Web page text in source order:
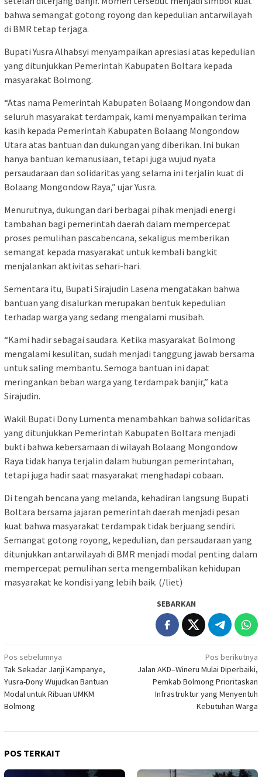
bahwa semangat gotong royong dan kepedulian antarwilayah
di BMR tetap terjaga.
Bupati Yusra Alhabsyi menyampaikan apresiasi atas kepedulian
yang ditunjukkan Pemerintah Kabupaten Boltara kepada
masyarakat Bolmong.
“Atas nama Pemerintah Kabupaten Bolaang Mongondow dan
seluruh masyarakat terdampak, kami menyampaikan terima
kasih kepada Pemerintah Kabupaten Bolaang Mongondow
Utara atas bantuan dan dukungan yang diberikan. Ini bukan
hanya bantuan kemanusiaan, tetapi juga wujud nyata
persaudaraan dan solidaritas yang selama ini terjalin kuat di
Bolaang Mongondow Raya,” ujar Yusra.
Menurutnya, dukungan dari berbagai pihak menjadi energi
tambahan bagi pemerintah daerah dalam mempercepat
proses pemulihan pascabencana, sekaligus memberikan
semangat kepada masyarakat untuk kembali bangkit
menjalankan aktivitas sehari-hari.
Sementara itu, Bupati Sirajudin Lasena mengatakan bahwa
bantuan yang disalurkan merupakan bentuk kepedulian
terhadap warga yang sedang mengalami musibah.
“Kami hadir sebagai saudara. Ketika masyarakat Bolmong
mengalami kesulitan, sudah menjadi tanggung jawab bersama
untuk saling membantu. Semoga bantuan ini dapat
meringankan beban warga yang terdampak banjir,” kata
Sirajudin.
Wakil Bupati Dony Lumenta menambahkan bahwa solidaritas
yang ditunjukkan Pemerintah Kabupaten Boltara menjadi
bukti bahwa kebersamaan di wilayah Bolaang Mongondow
Raya tidak hanya terjalin dalam hubungan pemerintahan,
tetapi juga hadir saat masyarakat menghadapi cobaan.
Di tengah bencana yang melanda, kehadiran langsung Bupati
Boltara bersama jajaran pemerintah daerah menjadi pesan
kuat bahwa masyarakat terdampak tidak berjuang sendiri.
Semangat gotong royong, kepedulian, dan persaudaraan yang
ditunjukkan antarwilayah di BMR menjadi modal penting dalam
mempercepat pemulihan serta mengembalikan kehidupan
masyarakat ke kondisi yang lebih baik. (/liet)
SEBARKAN
Navigasi
pos
Pos sebelumnya
Tak Sekadar Janji Kampanye,
Yusra-Dony Wujudkan Bantuan
Modal untuk Ribuan UMKM
Bolmong
Pos berikutnya
Jalan AKD–Wineru Mulai Diperbaiki,
Pemkab Bolmong Prioritaskan
Infrastruktur yang Menyentuh
Kebutuhan Warga
POS TERKAIT